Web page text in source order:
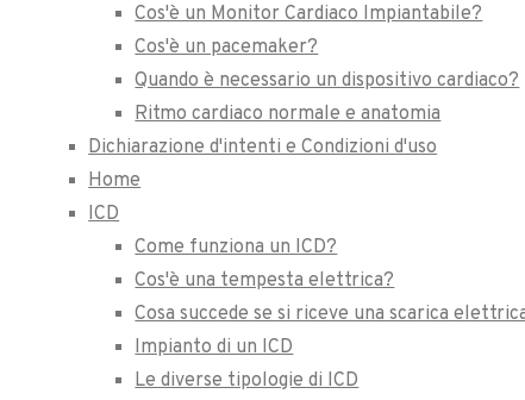
Cos'è un Monitor Cardiaco Impiantabile?
Cos'è un pacemaker?
Quando è necessario un dispositivo cardiaco?
Ritmo cardiaco normale e anatomia
Dichiarazione d'intenti e Condizioni d'uso
Home
ICD
Come funziona un ICD?
Cos'è una tempesta elettrica?
Cosa succede se si riceve una scarica
Impianto di un ICD
Le diverse tipologie di ICD